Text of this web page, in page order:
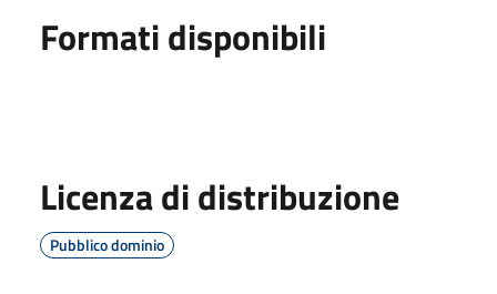
Formati disponibili
Licenza di distribuzione
Pubblico dominio